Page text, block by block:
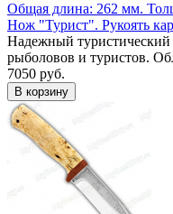
Общая длина: 262 мм.
Нож "Турист". Рукоять
Надежный туристический
рыболовов и туристов.
7050 руб.